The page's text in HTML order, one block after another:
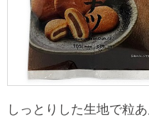
セブンプレミアム
食の安全・安心への取組み
ギフト
マルチコピー機でできること
マルチコピー機でできること
コピー
便利なサービス
宅配便
チケットサービス
ニュースリリース
ごあいさつ
企業理念
サステナビリティ
サステナビリティトップ
セブン＆アイ・ホールディン
しっとりした生地で粒